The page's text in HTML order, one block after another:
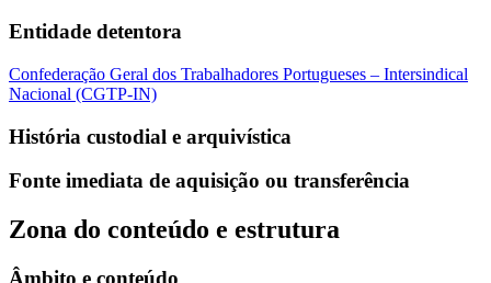
Entidade detentora
Confederação Geral dos Trabalhadores Portugueses – Intersindical
Nacional (CGTP-IN)
História custodial e arquivística
Fonte imediata de aquisição ou transferência
Zona do conteúdo e estrutura
Âmbito e conteúdo